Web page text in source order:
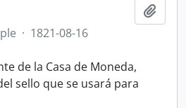
· 1821-08-16
de la Casa de Moneda,
sello que se usará para